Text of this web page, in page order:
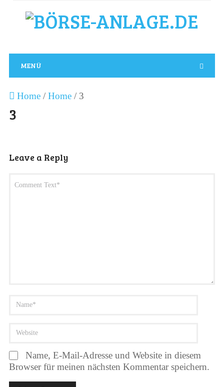
MENÜ
Home/ Home/ 3
3
Leave a Reply
Name, E-Mail-Adresse und Website in diesem
Browser für meinen nächsten Kommentar speichern.